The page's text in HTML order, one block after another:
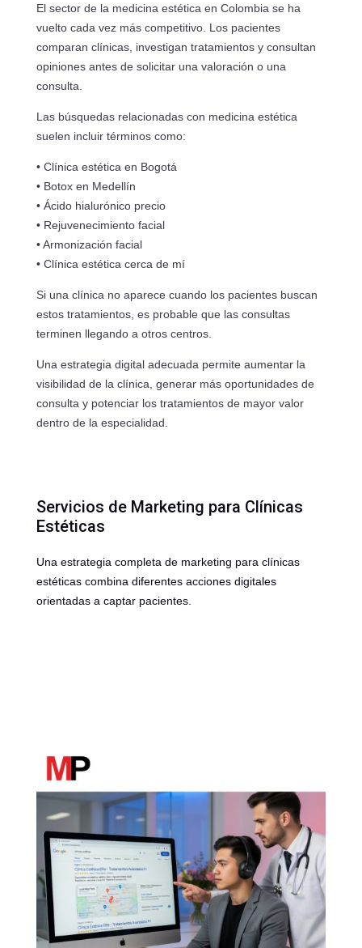
El sector de la medicina estética en Colombia se ha
vuelto cada vez más competitivo. Los pacientes
comparan clínicas, investigan tratamientos y consultan
opiniones antes de solicitar una valoración o una
consulta.
Las búsquedas relacionadas con medicina estética
suelen incluir términos como:
• Clínica estética en Bogotá
• Botox en Medellín
• Ácido hialurónico precio
• Rejuvenecimiento facial
• Armonización facial
• Clínica estética cerca de mí
Si una clínica no aparece cuando los pacientes buscan
estos tratamientos, es probable que las consultas
terminen llegando a otros centros.
Una estrategia digital adecuada permite aumentar la
visibilidad de la clínica, generar más oportunidades de
consulta y potenciar los tratamientos de mayor valor
dentro de la especialidad.
Servicios de Marketing para Clínicas
Estéticas
Una estrategia completa de marketing para clínicas
estéticas combina diferentes acciones digitales
orientadas a captar pacientes.